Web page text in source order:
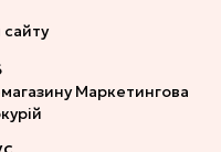
сайту
Маркетингова